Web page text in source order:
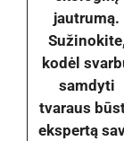
jautrumą.
kodėl
samdyti
tvaraus
ekspertą